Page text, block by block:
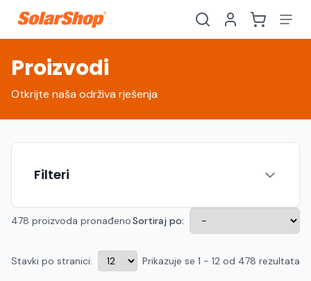
Hrvatski EN
Proizvodi
Otkrijte naša održiva rješenja
Filteri
478 proizvoda pronađenoSortiraj po:
Stavki po stranici: Prikazuje se 1 - 12 od 478 rezultata